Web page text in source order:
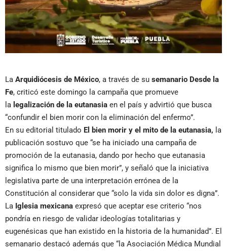
La Arquidiócesis de México, a través de su semanario Desde la
Fe, criticó este domingo la campaña que promueve
la legalización de la eutanasia en el país y advirtió que busca
“confundir el bien morir con la eliminación del enfermo”.
En su editorial titulado El bien morir y el mito de la eutanasia, la
publicación sostuvo que “se ha iniciado una campaña de
promoción de la eutanasia, dando por hecho que eutanasia
significa lo mismo que bien morir”, y señaló que la iniciativa
legislativa parte de una interpretación errónea de la
Constitución al considerar que “solo la vida sin dolor es digna”.
La Iglesia mexicana expresó que aceptar ese criterio “nos
pondría en riesgo de validar ideologías totalitarias y
eugenésicas que han existido en la historia de la humanidad”. El
semanario destacó además que “la Asociación Médica Mundial